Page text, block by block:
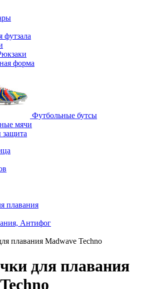
футзала
форма
Футбольные бутсы
мячи
плавания
Антифог
плавания Madwave Techno
для плавания